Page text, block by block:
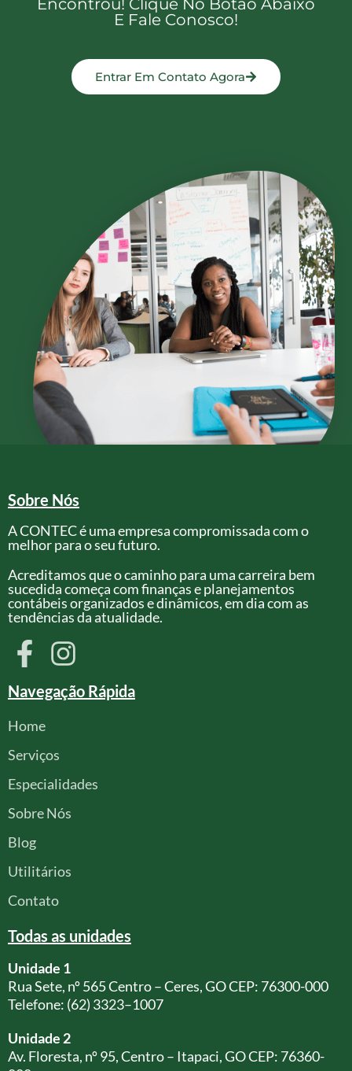
Encontrou! Clique No Botão Abaixo
E Fale Conosco!
Entrar Em Contato Agora
Sobre Nós
A CONTEC é uma empresa compromissada com o
melhor para o seu futuro.
Acreditamos que o caminho para uma carreira bem
sucedida começa com finanças e planejamentos
contábeis organizados e dinâmicos, em dia com as
tendências da atualidade.
Navegação Rápida
Home
Serviços
Especialidades
Sobre Nós
Blog
Utilitários
Contato
Todas as unidades
Unidade 1
Rua Sete, nº 565 Centro – Ceres, GO CEP: 76300-000
Telefone: (62) 3323–1007
Unidade 2
Av. Floresta, nº 95, Centro – Itapaci, GO CEP: 76360-